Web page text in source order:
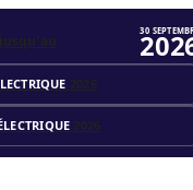
2026
2026
30